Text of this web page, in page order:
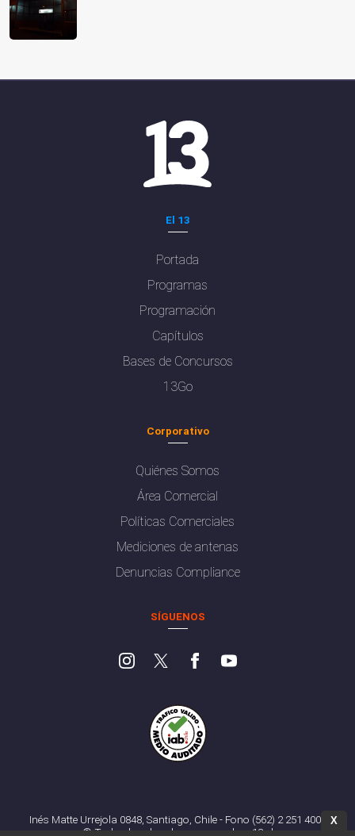
El 13
Portada
Programas
Programación
Capítulos
Bases de Concursos
13Go
Corporativo
Quiénes Somos
Área Comercial
Políticas Comerciales
Mediciones de antenas
Denuncias Compliance
SÍGUENOS
Inés Matte Urrejola 0848, Santiago, Chile - Fono (562) 2 251 4000
© Todos los derechos reservados. 13.cl
X